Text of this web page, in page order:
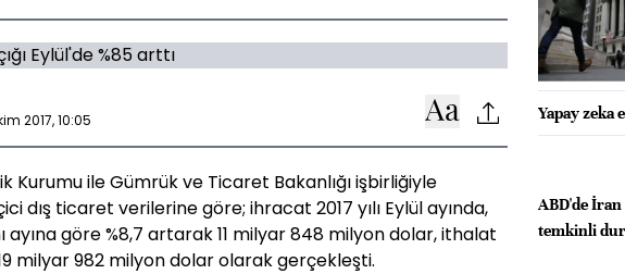
2017, 10:05
Kurumu ile Gümrük ve Ticaret Bakanlığı işbirliğiyle
dış ticaret verilerine göre; ihracat 2017 yılı Eylül ayında,
ayına göre %8,7 artarak 11 milyar 848 milyon dolar, ithalat
milyar 982 milyon dolar olarak gerçekleşti.
Yapay
ABD'de
temkinli